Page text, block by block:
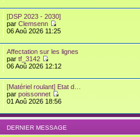
[DSP 2023 - 2030]
parClemsenn
06 Aoû 2026 11:25
Affectation sur les lignes
partf_3142
06 Aoû 2026 12:12
[Matériel roulant] Etat d…
parpoissonnet
01 Aoû 2026 18:56
DERNIER MESSAGE